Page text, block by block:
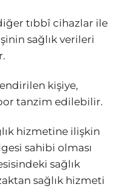
tıbbî cihazlar ile
sağlık verileri
kişiye,
tanzim edilebilir.
hizmetine ilişkin
sahibi olması
sağlık
sağlık hizmeti